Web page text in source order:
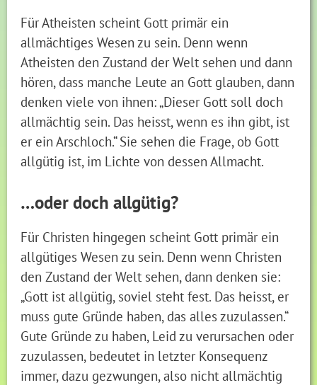
Für Atheisten scheint Gott primär ein
allmächtiges Wesen zu sein. Denn wenn
Atheisten den Zustand der Welt sehen und dann
hören, dass manche Leute an Gott glauben, dann
denken viele von ihnen: „Dieser Gott soll doch
allmächtig sein. Das heisst, wenn es ihn gibt, ist
er ein Arschloch.“ Sie sehen die Frage, ob Gott
allgütig ist, im Lichte von dessen Allmacht.
…oder doch allgütig?
Für Christen hingegen scheint Gott primär ein
allgütiges Wesen zu sein. Denn wenn Christen
den Zustand der Welt sehen, dann denken sie:
„Gott ist allgütig, soviel steht fest. Das heisst, er
muss gute Gründe haben, das alles zuzulassen.“
Gute Gründe zu haben, Leid zu verursachen oder
zuzulassen, bedeutet in letzter Konsequenz
immer, dazu gezwungen, also nicht allmächtig